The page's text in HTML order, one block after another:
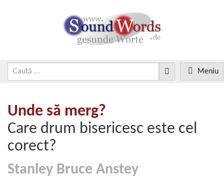
Meniu
Unde să merg?
Care drum bisericesc este cel
corect?
Stanley Bruce Anstey